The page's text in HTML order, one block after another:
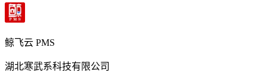
鲸飞云 PMS
湖北寒武系科技有限公司